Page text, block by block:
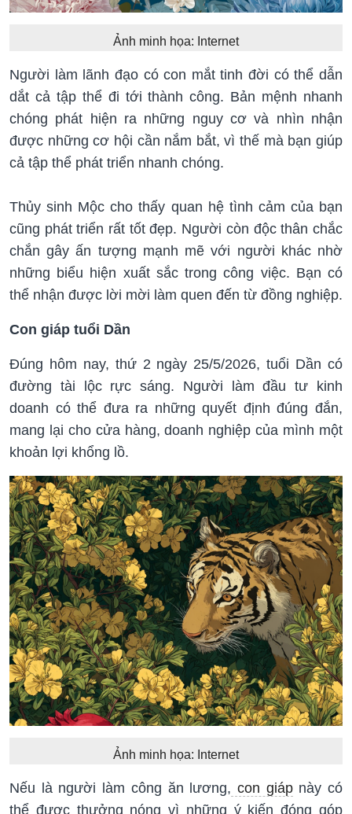
Ảnh minh họa: Internet
Người làm lãnh đạo có con mắt tinh đời có thể dẫn
dắt cả tập thể đi tới thành công. Bản mệnh nhanh
chóng phát hiện ra những nguy cơ và nhìn nhận
được những cơ hội cần nắm bắt, vì thế mà bạn giúp
cả tập thể phát triển nhanh chóng.
Thủy sinh Mộc cho thấy quan hệ tình cảm của bạn
cũng phát triển rất tốt đẹp. Người còn độc thân chắc
chắn gây ấn tượng mạnh mẽ với người khác nhờ
những biểu hiện xuất sắc trong công việc. Bạn có
thể nhận được lời mời làm quen đến từ đồng nghiệp.
Con giáp tuổi Dần
Đúng hôm nay, thứ 2 ngày 25/5/2026, tuổi Dần có
đường tài lộc rực sáng. Người làm đầu tư kinh
doanh có thể đưa ra những quyết định đúng đắn,
mang lại cho cửa hàng, doanh nghiệp của mình một
khoản lợi khổng lồ.
Ảnh minh họa: Internet
Nếu là người làm công ăn lương, con giápnày có
thể được thưởng nóng vì những ý kiến đóng góp